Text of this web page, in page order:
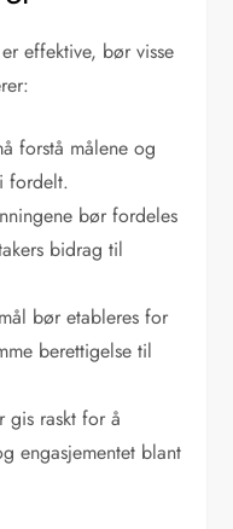
effektive, bør visse
forstå målene og
fordelt.
bør fordeles
bidrag til
bør etableres for
berettigelse til
gis raskt for å
engasjementet blant